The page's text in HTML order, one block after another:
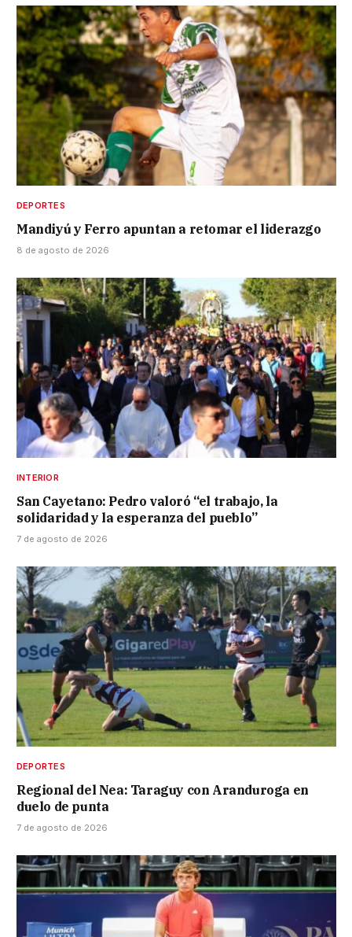
DEPORTES
Mandiyú y Ferro apuntan a retomar el liderazgo
8 de agosto de 2026
INTERIOR
San Cayetano: Pedro valoró “el trabajo, la
solidaridad y la esperanza del pueblo”
7 de agosto de 2026
DEPORTES
Regional del Nea: Taraguy con Aranduroga en
duelo de punta
7 de agosto de 2026